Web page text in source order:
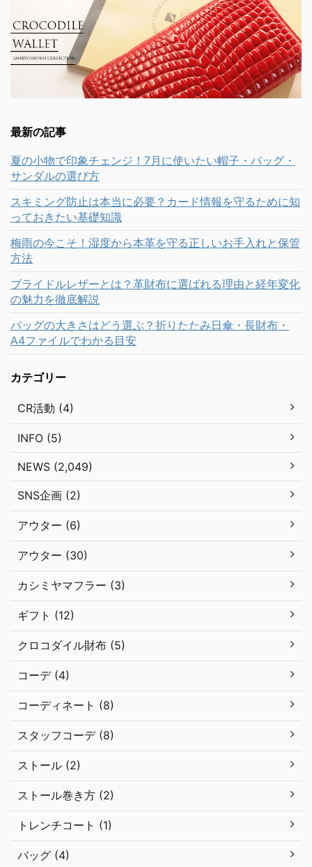
最新の記事
夏の小物で印象チェンジ！7月に使いたい帽子・バッグ・
サンダルの選び方
スキミング防止は本当に必要？カード情報を守るために知
っておきたい基礎知識
梅雨の今こそ！湿度から本革を守る正しいお手入れと保管
方法
ブライドルレザーとは？革財布に選ばれる理由と経年変化
の魅力を徹底解説
バッグの大きさはどう選ぶ？折りたたみ日傘・長財布・
A4ファイルでわかる目安
カテゴリー
CR活動 (4)
INFO (5)
NEWS (2,049)
SNS企画 (2)
アウター (6)
アウター (30)
カシミヤマフラー (3)
ギフト (12)
クロコダイル財布 (5)
コーデ (4)
コーディネート (8)
スタッフコーデ (8)
ストール (2)
ストール巻き方 (2)
トレンチコート (1)
バッグ (4)